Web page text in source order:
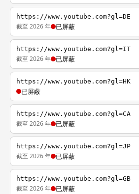
https://www.youtube.com?gl=DE
截至 2026 年 已屏蔽
https://www.youtube.com?gl=IT
截至 2026 年 已屏蔽
https://www.youtube.com?gl=HK
已屏蔽
https://www.youtube.com?gl=CA
截至 2026 年 已屏蔽
https://www.youtube.com?gl=JP
截至 2026 年 已屏蔽
https://www.youtube.com?gl=GB
截至 2026 年 已屏蔽